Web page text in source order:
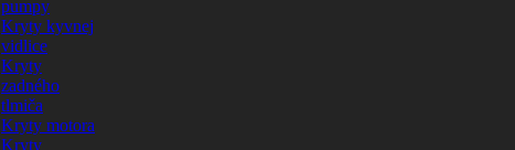
pumpy
Kryty kyvnej
vidlice
Kryty
zadného
tlmiča
Kryty motora
Kryty